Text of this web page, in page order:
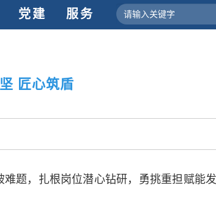
和纽带的职责，坚持为科技工作者服务、
发展服务、为提高全民科学素质服务、为
合作，为全面建设社会主义现代化国家、
中国科协各级组织要坚持为科技工作
创新驱动发展服务、为提高全民科学素
型、平台型科协组织建设，接长手臂，扎
党建 服务
匠心筑盾
题，扎根岗位潜心钻研，勇挑重担赋能